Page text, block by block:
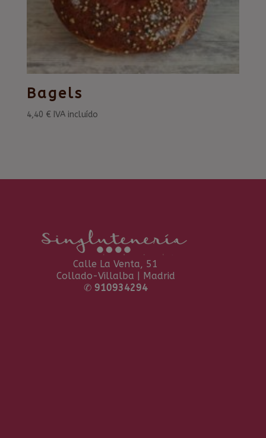
Bagels
4,40 € IVA incluído
Calle La Venta, 51
Collado-Villalba | Madrid
✆ 910934294